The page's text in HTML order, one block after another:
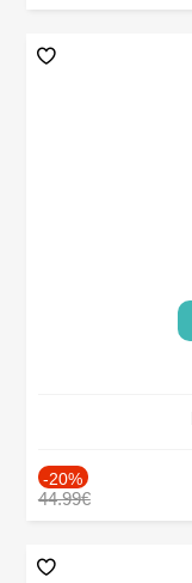
-20%
44.99€